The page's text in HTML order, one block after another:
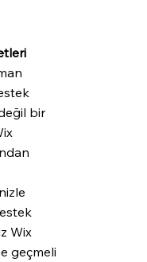
bir
Wix
geçmeli